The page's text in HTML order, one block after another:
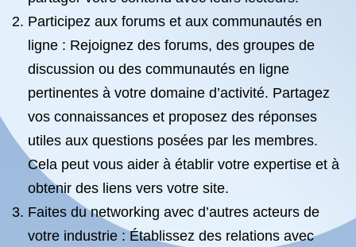
Participez aux forums et aux communautés en
ligne : Rejoignez des forums, des groupes de
discussion ou des communautés en ligne
pertinentes à votre domaine d’activité. Partagez
vos connaissances et proposez des réponses
utiles aux questions posées par les membres.
Cela peut vous aider à établir votre expertise et à
obtenir des liens vers votre site.
Faites du networking avec d’autres acteurs de
votre industrie : Établissez des relations avec